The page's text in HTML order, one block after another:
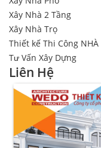
Xây Nhà 2 Tầng
Xây Nhà Trọ
Thiết kế Thi Công
Tư Vấn Xây Dựng
Liên Hệ